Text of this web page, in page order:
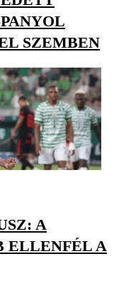
SZEMBEN
A
ELLENFÉL A